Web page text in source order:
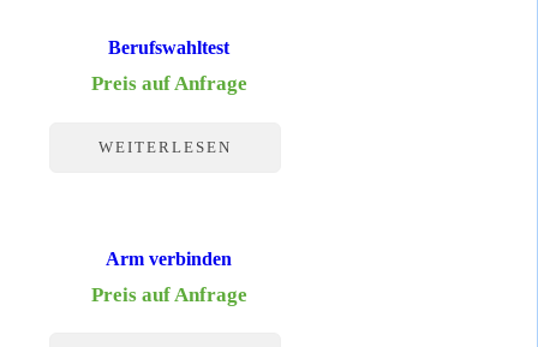
Berufswahltest
Preis auf Anfrage
WEITERLESEN
Arm verbinden
Preis auf Anfrage